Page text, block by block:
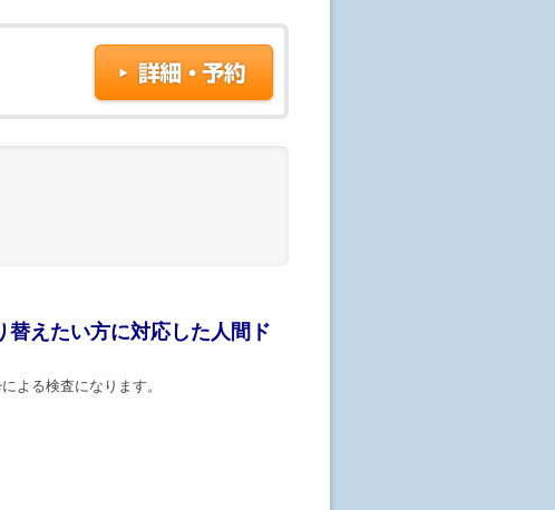
替えたい方に対応した人間ド
よる検査になります。